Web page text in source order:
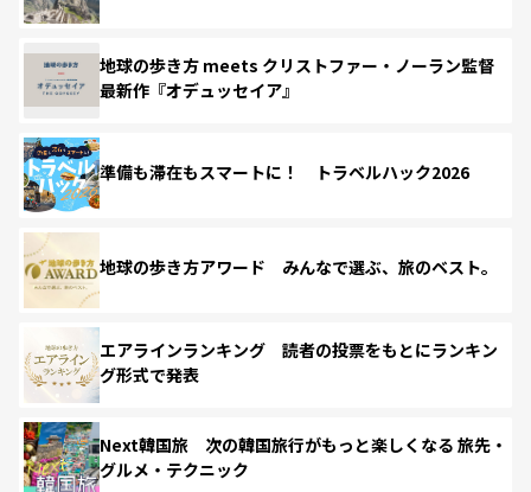
地球の歩き方 meets クリストファー・ノーラン監督
最新作『オデュッセイア』
準備も滞在もスマートに！ トラベルハック2026
地球の歩き方アワード みんなで選ぶ、旅のベスト。
エアラインランキング 読者の投票をもとにランキン
グ形式で発表
Next韓国旅 次の韓国旅行がもっと楽しくなる 旅先・
グルメ・テクニック